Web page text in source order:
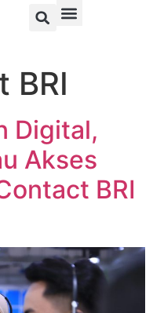
BRI
Digital,
Akses
BRI